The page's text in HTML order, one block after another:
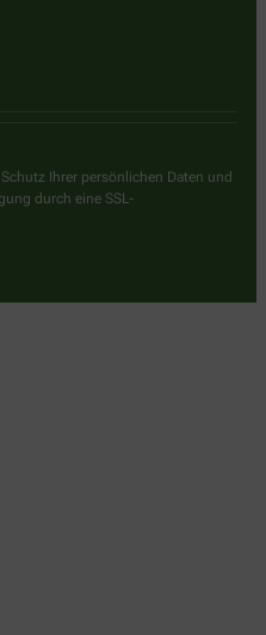
Ihrer persönlichen Daten und
durch eine SSL-